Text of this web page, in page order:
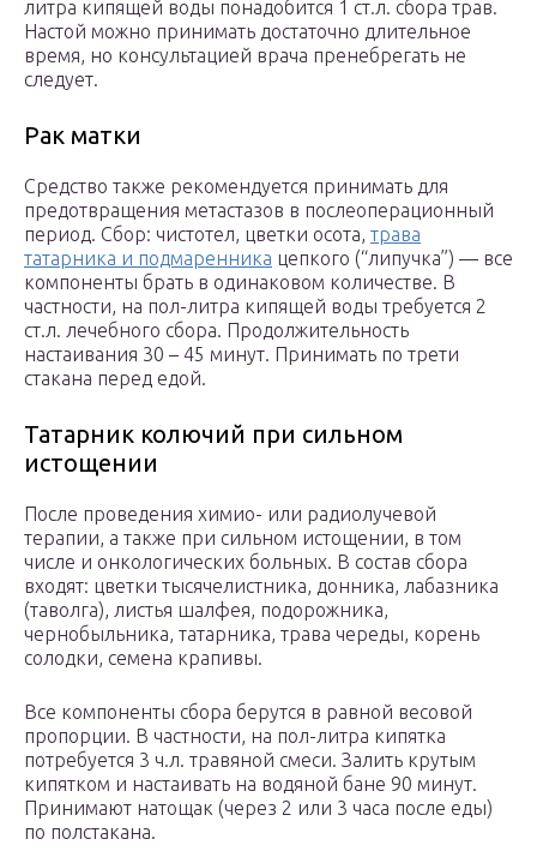
литра кипящей воды понадобится 1 ст.л. сбора трав.
Настой можно принимать достаточно длительное
время, но консультацией врача пренебрегать не
следует.
Рак матки
Средство также рекомендуется принимать для
предотвращения метастазов в послеоперационный
период. Сбор: чистотел, цветки осота, трава
татарника и подмаренника цепкого (“липучка”) — все
компоненты брать в одинаковом количестве. В
частности, на пол-литра кипящей воды требуется 2
ст.л. лечебного сбора. Продолжительность
настаивания 30 – 45 минут. Принимать по трети
стакана перед едой.
Татарник колючий при сильном
истощении
После проведения химио- или радиолучевой
терапии, а также при сильном истощении, в том
числе и онкологических больных. В состав сбора
входят: цветки тысячелистника, донника, лабазника
(таволга), листья шалфея, подорожника,
чернобыльника, татарника, трава череды, корень
солодки, семена крапивы.
Все компоненты сбора берутся в равной весовой
пропорции. В частности, на пол-литра кипятка
потребуется 3 ч.л. травяной смеси. Залить крутым
кипятком и настаивать на водяной бане 90 минут.
Принимают натощак (через 2 или 3 часа после еды)
по полстакана.